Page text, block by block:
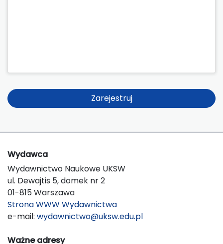
Zarejestruj
Wydawca
Wydawnictwo Naukowe UKSW
ul. Dewajtis 5, domek nr 2
01-815 Warszawa
Strona WWW Wydawnictwa
e-mail: wydawnictwo@uksw.edu.pl
Ważne adresy